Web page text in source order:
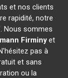
et nos clients
rapidité, notre
Nous sommes
Firminyet
pas à
et sans
ou la